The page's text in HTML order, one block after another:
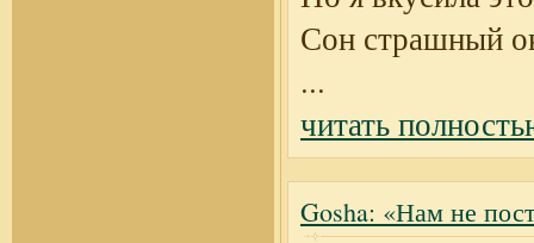
Сон страшный
...
читать
Gosha: «Нам не